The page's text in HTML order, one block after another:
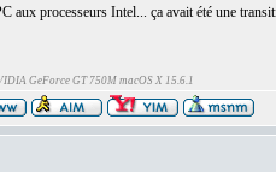
processeurs Intel... ça avait été une
GeForce GT 750M macOS X 15.6.1